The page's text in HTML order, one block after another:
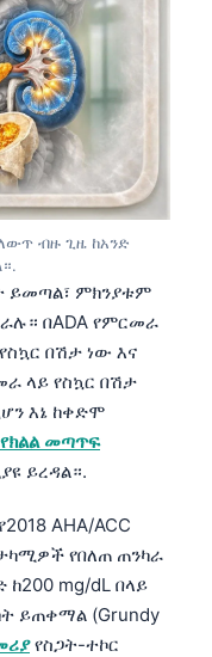
ብዙ ጊዜ ከአንድ
ይመጣል፣ ምክንያቱም
በADA የምርመራ
በሽታ ነው እና
ላይ የስኳር በሽታ
እኔ ከቀድሞ
የክልል መጣጥፍ
ይረዳል።.
AHA/ACC
የበለጠ ጠንካራ
mg/dL በላይ
ይጠቀማል (Grundy
የስጋት-ተኮር